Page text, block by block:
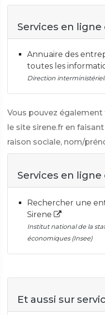
Services en
Annuaire des
toutes les
Direction
Vous pouvez
le site sirene.fr en
raison sociale, nom/
Services en
Rechercher une
Sirene
Institut national de la
économiques (Insee)
Et aussi sur